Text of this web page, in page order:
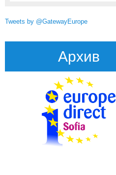
Tweets by @GatewayEurope
Архив